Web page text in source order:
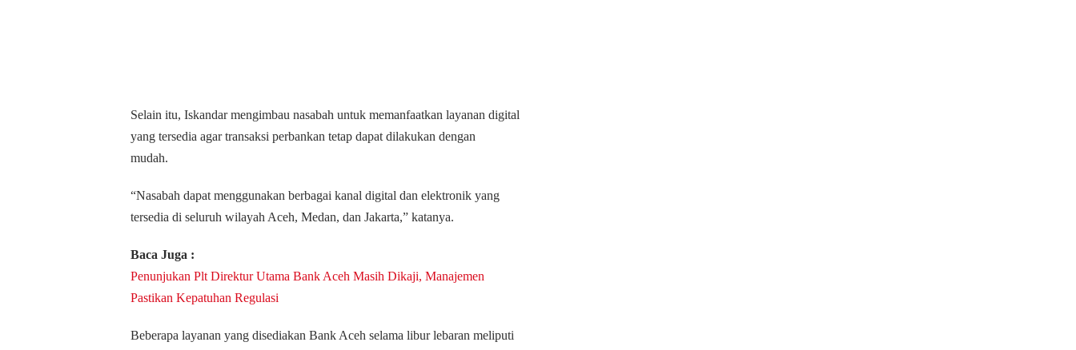
Selain itu, Iskandar mengimbau nasabah untuk memanfaatkan layanan digital
yang tersedia agar transaksi perbankan tetap dapat dilakukan dengan
mudah.
“Nasabah dapat menggunakan berbagai kanal digital dan elektronik yang
tersedia di seluruh wilayah Aceh, Medan, dan Jakarta,” katanya.
Baca Juga :
Penunjukan Plt Direktur Utama Bank Aceh Masih Dikaji, Manajemen
Pastikan Kepatuhan Regulasi
Beberapa layanan yang disediakan Bank Aceh selama libur lebaran meliputi